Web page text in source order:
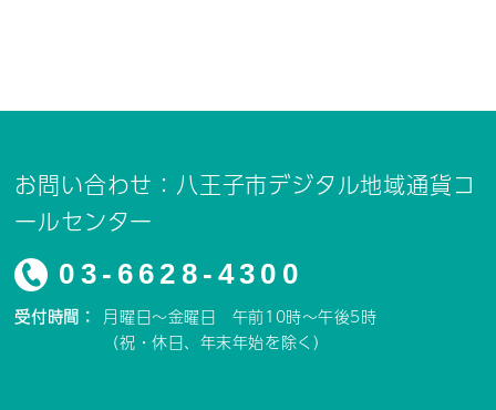
お問い合わせ：八王子市デジタル地域通貨コ
ールセンター
03-6628-4300
受付時間： 月曜日～金曜日 午前10時～午後5時
（祝・休日、年末年始を除く）